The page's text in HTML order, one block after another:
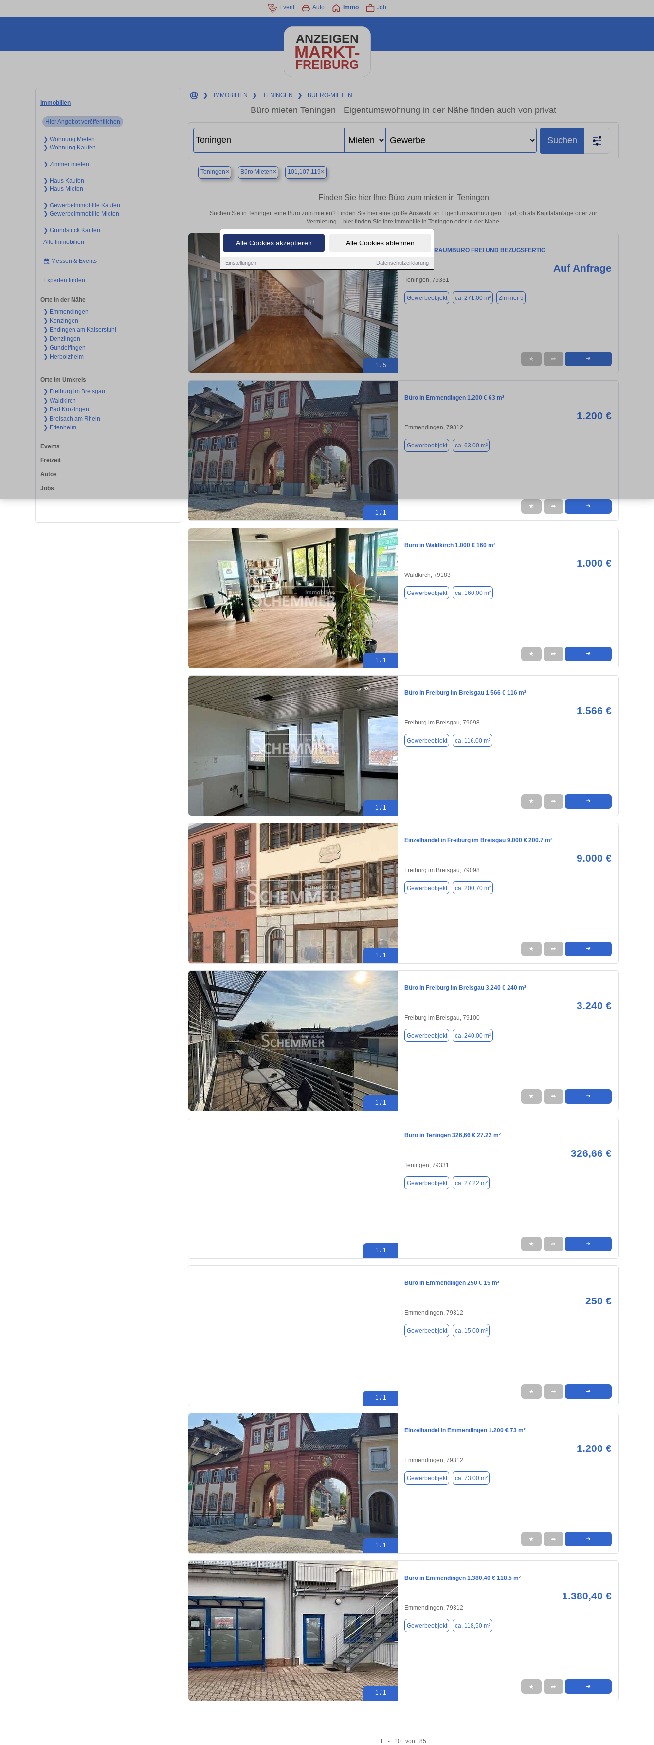
Alle Cookies akzeptieren Alle Cookies ablehnen
Einstellungen Datenschutzerklärung
Event Auto Immo Job
ANZEIGEN
MARKT-
FREIBURG
Immobilien
Hier Angebot veröffentlichen
❯ Wohnung Mieten
❯ Wohnung Kaufen
❯ Zimmer mieten
❯ Haus Kaufen
❯ Haus Mieten
❯ Gewerbeimmobilie Kaufen
❯ Gewerbeimmobilie Mieten
❯ Grundstück Kaufen
Alle Immobilien
Messen & Events
Experten finden
Orte in der Nähe
❯ Emmendingen
❯ Kenzingen
❯ Endingen am Kaiserstuhl
❯ Denzlingen
❯ Gundelfingen
❯ Herbolzheim
Orte im Umkreis
❯ Freiburg im Breisgau
❯ Waldkirch
❯ Bad Krozingen
❯ Breisach am Rhein
❯ Ettenheim
Events
Freizeit
Autos
Jobs
❯ IMMOBILIEN ❯ TENINGEN ❯ BUERO-MIETEN
Büro mieten Teningen - Eigentumswohnung in der Nähe finden auch von privat
Suchen
Teningen× Büro Mieten× 101,107,119×
Finden Sie hier Ihre Büro zum mieten in Teningen
Suchen Sie in Teningen eine Büro zum mieten? Finden Sie hier eine große Auswahl an Eigentumswohnungen. Egal, ob als Kapitalanlage oder zur
Vermietung – hier finden Sie Ihre Immobilie in Teningen oder in der Nähe.
1 / 5
TOP GROßRAUMBÜRO FREI UND BEZUGSFERTIG
Auf Anfrage
Teningen, 79331
Gewerbeobjekt ca. 271,00 m² Zimmer 5
★ ➦ ➜
1 / 1
Büro in Emmendingen 1.200 € 63 m²
1.200 €
Emmendingen, 79312
Gewerbeobjekt ca. 63,00 m²
★ ➦ ➜
1 / 1
Büro in Waldkirch 1.000 € 160 m²
1.000 €
Waldkirch, 79183
Gewerbeobjekt ca. 160,00 m²
★ ➦ ➜
1 / 1
Büro in Freiburg im Breisgau 1.566 € 116 m²
1.566 €
Freiburg im Breisgau, 79098
Gewerbeobjekt ca. 116,00 m²
★ ➦ ➜
1 / 1
Einzelhandel in Freiburg im Breisgau 9.000 € 200.7 m²
9.000 €
Freiburg im Breisgau, 79098
Gewerbeobjekt ca. 200,70 m²
★ ➦ ➜
1 / 1
Büro in Freiburg im Breisgau 3.240 € 240 m²
3.240 €
Freiburg im Breisgau, 79100
Gewerbeobjekt ca. 240,00 m²
★ ➦ ➜
1 / 1
Büro in Teningen 326,66 € 27.22 m²
326,66 €
Teningen, 79331
Gewerbeobjekt ca. 27,22 m²
★ ➦ ➜
1 / 1
Büro in Emmendingen 250 € 15 m²
250 €
Emmendingen, 79312
Gewerbeobjekt ca. 15,00 m²
★ ➦ ➜
1 / 1
Einzelhandel in Emmendingen 1.200 € 73 m²
1.200 €
Emmendingen, 79312
Gewerbeobjekt ca. 73,00 m²
★ ➦ ➜
1 / 1
Büro in Emmendingen 1.380,40 € 118.5 m²
1.380,40 €
Emmendingen, 79312
Gewerbeobjekt ca. 118,50 m²
★ ➦ ➜
1 - 10 von 85